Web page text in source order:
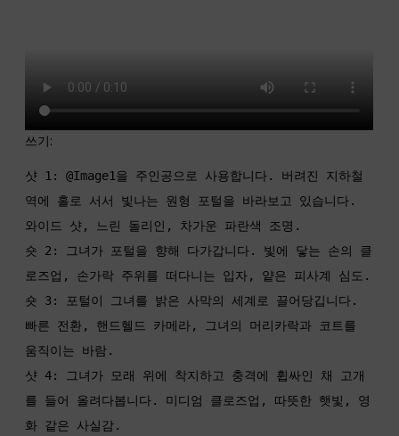
쓰기:
샷 1: @Image1을 주인공으로 사용합니다. 버려진 지하철
역에 홀로 서서 빛나는 원형 포털을 바라보고 있습니다.
와이드 샷, 느린 돌리인, 차가운 파란색 조명.
숏 2: 그녀가 포털을 향해 다가갑니다. 빛에 닿는 손의 클
로즈업, 손가락 주위를 떠다니는 입자, 얕은 피사계 심도.
숏 3: 포털이 그녀를 밝은 사막의 세계로 끌어당깁니다.
빠른 전환, 핸드헬드 카메라, 그녀의 머리카락과 코트를
움직이는 바람.
샷 4: 그녀가 모래 위에 착지하고 충격에 휩싸인 채 고개
를 들어 올려다봅니다. 미디엄 클로즈업, 따뜻한 햇빛, 영
화 같은 사실감.